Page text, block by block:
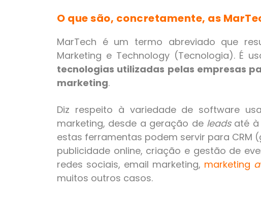
O que são, concretamente, as
MarTech é um termo abreviado que
Marketing e Technology (Tecnologia). É
tecnologias utilizadas pelas empresas
marketing.
Diz respeito à variedade de software
marketing, desde a geração de leadsaté à
estas ferramentas podem servir para CRM
publicidade online, criação e gestão de
redes sociais, email marketing, marketing
muitos outros casos.